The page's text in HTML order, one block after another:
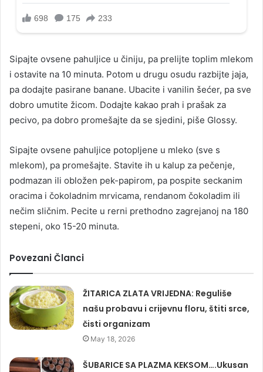
Sipajte ovsene pahuljice u činiju, pa prelijte toplim mlekom
i ostavite na 10 minuta. Potom u drugu osudu razbijte jaja,
pa dodajte pasirane banane. Ubacite i vanilin šećer, pa sve
dobro umutite žicom. Dodajte kakao prah i prašak za
pecivo, pa dobro promešajte da se sjedini, piše Glossy.
Sipajte ovsene pahuljice potopljene u mleko (sve s
mlekom), pa promešajte. Stavite ih u kalup za pečenje,
podmazan ili obložen pek-papirom, pa pospite seckanim
oracima i čokoladnim mrvicama, rendanom čokoladim ili
nečim sličnim. Pecite u rerni prethodno zagrejanoj na 180
stepeni, oko 15-20 minuta.
Povezani Članci
ŽITARICA ZLATA VRIJEDNA: Reguliše
našu probavu i crijevnu floru, štiti srce,
čisti organizam
May 18, 2026
ŠUBARICE SA PLAZMA KEKSOM….Ukusan